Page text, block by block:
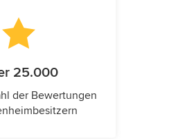
25.000
der Bewertungen